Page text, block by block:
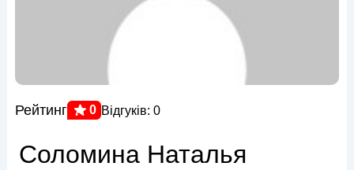
Рейтинг 0 Відгуків: 0
Соломина Наталья